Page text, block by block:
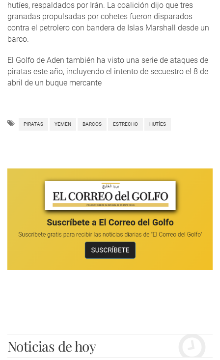
hutíes, respaldados por Irán. La coalición dijo que tres
granadas propulsadas por cohetes fueron disparados
contra el petrolero con bandera de Islas Marshall desde un
barco.
El Golfo de Aden también ha visto una serie de ataques de
piratas este año, incluyendo el intento de secuestro el 8 de
abril de un buque mercante
PIRATAS YEMEN BARCOS ESTRECHO HUTÍES
Noticias de hoy